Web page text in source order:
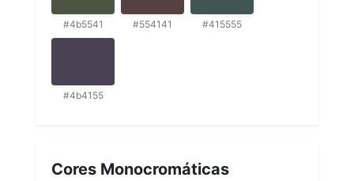
#4b5541 #554141 #415555
#4b4155
Cores Monocromáticas